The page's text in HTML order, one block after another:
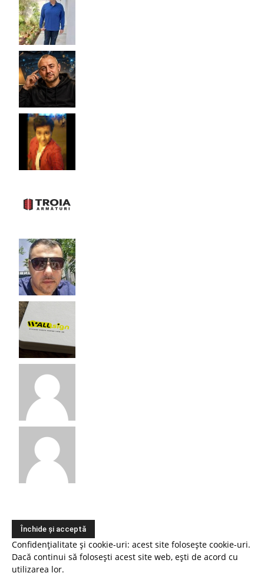
Confidențialitate și cookie-uri: acest site folosește cookie-uri.
Dacă continui să folosești acest site web, ești de acord cu
utilizarea lor.